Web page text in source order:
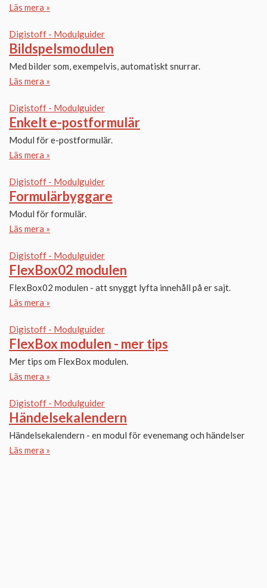
Läs mera »
Digistoff - Modulguider
Bildspelsmodulen
Med bilder som, exempelvis, automatiskt snurrar.
Läs mera »
Digistoff - Modulguider
Enkelt e-postformulär
Modul för e-postformulär.
Läs mera »
Digistoff - Modulguider
Formulärbyggare
Modul för formulär.
Läs mera »
Digistoff - Modulguider
FlexBox02 modulen
FlexBox02 modulen - att snyggt lyfta innehåll på er sajt.
Läs mera »
Digistoff - Modulguider
FlexBox modulen - mer tips
Mer tips om FlexBox modulen.
Läs mera »
Digistoff - Modulguider
Händelsekalendern
Händelsekalendern - en modul för evenemang och händelser
Läs mera »